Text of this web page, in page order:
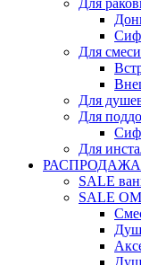
Для
Для
Для
Для
Для
РАСПРОДАЖА
SALE
SALE
Душ